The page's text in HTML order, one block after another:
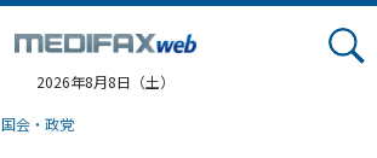
2026年8月8日（土）
国会・政党